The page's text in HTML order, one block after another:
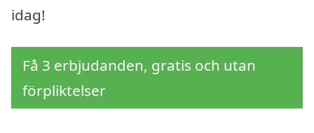
idag!
Få 3 erbjudanden, gratis och utan
förpliktelser